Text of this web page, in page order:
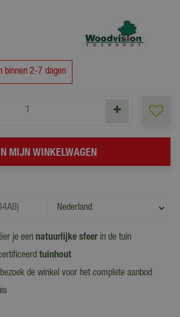
binnen 2-7 dagen
je een natuurlijke sfeerin de tuin
tuinhout
de winkel voor het complete aanbod